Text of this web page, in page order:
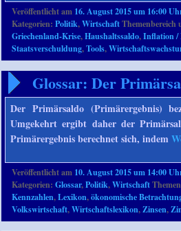
Veröffentlicht am 16. August 2015 um 16:00
Kategorien:Politik,Wirtschaft
Griechenland-Krise,Haushaltssaldo,Inflation /
Staatsverschuldung,Tools,
Glossar: Der
Der Primärsaldo (Primärergebnis)
Umgekehrt ergibt daher der
Primärergebnis berechnet sich, indem
Veröffentlicht am 10. August 2015 um 14:00
Kategorien:Glossar,Politik,Wirtschaft
Kennzahlen,Lexikon,ökonomische
Volkswirtschaft,Wirtschaftslexikon,Zinsen,